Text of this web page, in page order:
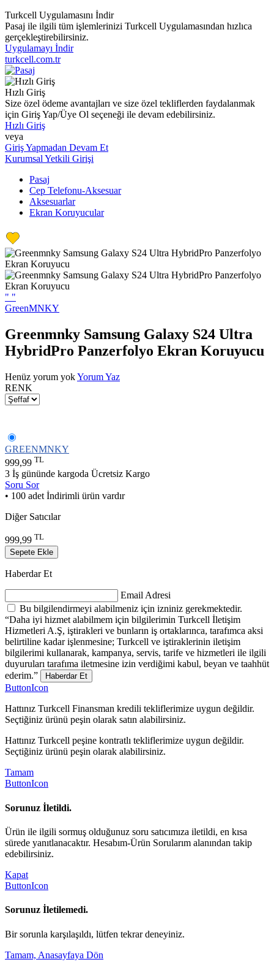
Turkcell Uygulamasını İndir
Pasaj ile ilgili tüm işlemlerinizi Turkcell Uygulamasından hızlıca
gerçekleştirebilirsiniz.
Uygulamayı İndir
turkcell.com.tr
Hızlı Giriş
Size özel ödeme avantajları ve size özel tekliflerden faydalanmak
için Giriş Yap/Üye Ol seçeneği ile devam edebilirsiniz.
Hızlı Giriş
veya
Giriş Yapmadan Devam Et
Kurumsal Yetkili Girişi
Pasaj
Cep Telefonu-Aksesuar
Aksesuarlar
Ekran Koruyucular
" "
GreenMNKY
Greenmnky Samsung Galaxy S24 Ultra
HybridPro Panzerfolyo Ekran Koruyucu
Henüz yorum yokYorum Yaz
RENK
GREENMNKY
999,99 TL
3 İş gününde kargoda Ücretsiz Kargo
Soru Sor
• 100 adet İndirimli ürün vardır
Diğer Satıcılar
999,99 TL
Sepete Ekle
Haberdar Et
Email Adresi
Bu bilgilendirmeyi alabilmeniz için izniniz gerekmektedir.
“Daha iyi hizmet alabilmem için bilgilerimin Turkcell İletişim
Hizmetleri A.Ş, iştirakleri ve bunların iş ortaklarınca, tarafımca aksi
belirtiline kadar işlenmesine; Turkcell ve iştiraklerinin iletişim
bilgilerimi kullanarak, kampanya, servis, tarife ve hizmetleri ile ilgili
duyuruları tarafıma iletmesine izin verdiğimi kabul, beyan ve taahhüt
ederim.”
Haberdar Et
ButtonIcon
Hattınız Turkcell Finansman kredili tekliflerimize uygun değildir.
Seçtiğiniz ürünü peşin olarak satın alabilirsiniz.
Hattınız Turkcell peşine kontratlı tekliflerimize uygun değildir.
Seçtiğiniz ürünü peşin olarak alabilirsiniz.
Tamam
ButtonIcon
Sorunuz İletildi.
Ürün ile ilgili sormuş olduğunuz soru satıcımıza iletildi, en kısa
sürede yanıtlanacaktır. Hesabım-Ürün Sorularım alanından takip
edebilirsiniz.
Kapat
ButtonIcon
Sorunuz İletilemedi.
Bir sorunla karşılaşıldı, lütfen tekrar deneyiniz.
Tamam, Anasayfaya Dön